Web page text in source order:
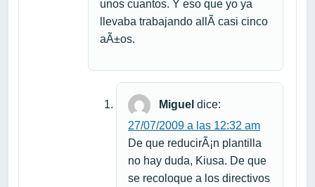
unos cuantos. Y eso que yo ya
llevaba trabajando allÃ­ casi cinco
aÃ±os.
Miguel dice:
27/07/2009 a las 12:32 am
De que reducirÃ¡n plantilla
no hay duda, Kiusa. De que
se recoloque a los directivos